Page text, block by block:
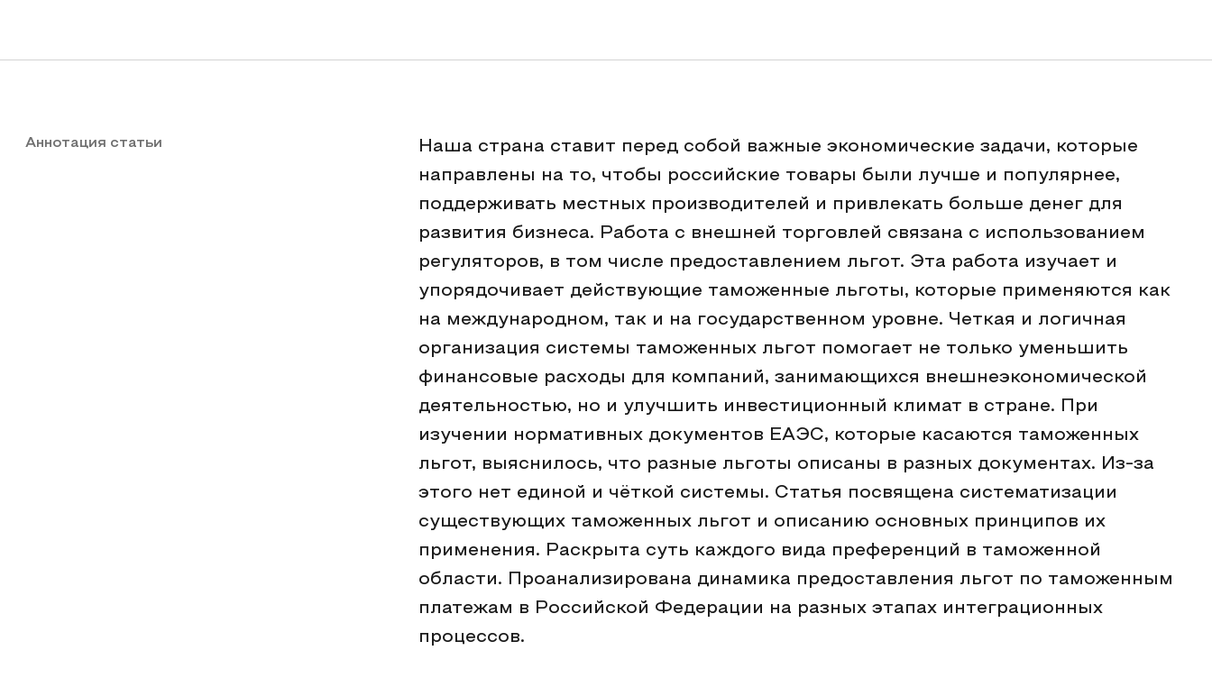
Аннотация статьи
Наша страна ставит перед собой важные экономические задачи, которые
направлены на то, чтобы российские товары были лучше и популярнее,
поддерживать местных производителей и привлекать больше денег для
развития бизнеса. Работа с внешней торговлей связана с использованием
регуляторов, в том числе предоставлением льгот. Эта работа изучает и
упорядочивает действующие таможенные льготы, которые применяются как
на международном, так и на государственном уровне. Четкая и логичная
организация системы таможенных льгот помогает не только уменьшить
финансовые расходы для компаний, занимающихся внешнеэкономической
деятельностью, но и улучшить инвестиционный климат в стране. При
изучении нормативных документов ЕАЭС, которые касаются таможенных
льгот, выяснилось, что разные льготы описаны в разных документах. Из-за
этого нет единой и чёткой системы. Статья посвящена систематизации
существующих таможенных льгот и описанию основных принципов их
применения. Раскрыта суть каждого вида преференций в таможенной
области. Проанализирована динамика предоставления льгот по таможенным
платежам в Российской Федерации на разных этапах интеграционных
процессов.